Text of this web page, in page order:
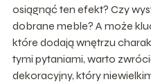
osiągnąć ten efekt? Czy
dobrane meble? A może
które dodają wnętrzu
tymi pytaniami, warto
dekoracyjny, który